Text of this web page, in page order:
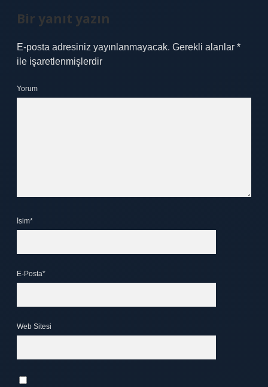
Bir yanıt yazın
E-posta adresiniz yayınlanmayacak. Gerekli alanlar *
ile işaretlenmişlerdir
Yorum
İsim*
E-Posta*
Web Sitesi